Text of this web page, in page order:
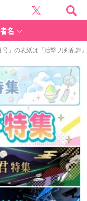
名
」の表紙は『活撃 刀剣乱舞